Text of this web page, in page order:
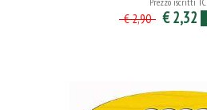
€ 2,90 € 2,32